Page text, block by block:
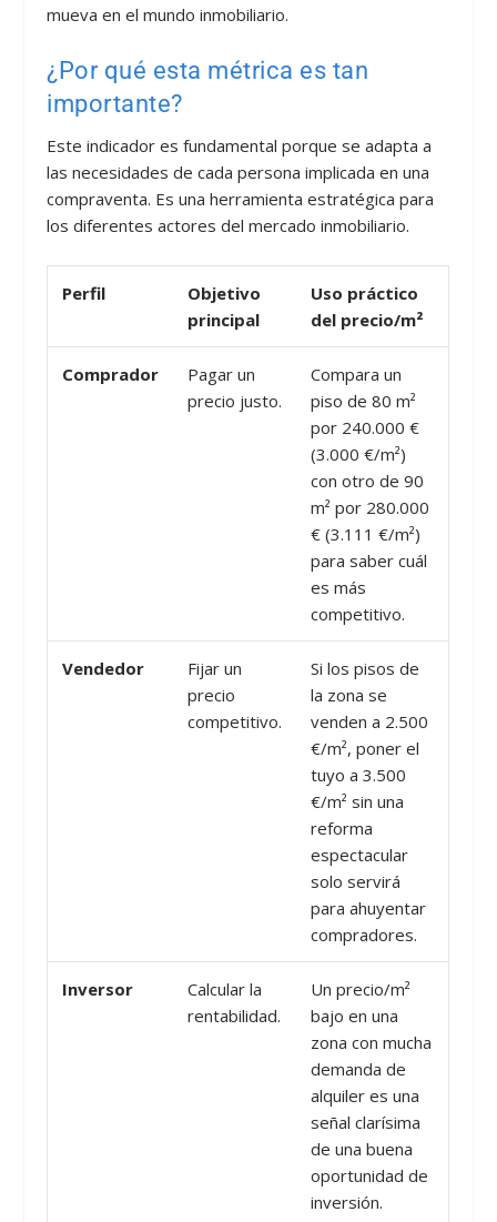
mueva en el mundo inmobiliario.
¿Por qué esta métrica es tan
importante?
Este indicador es fundamental porque se adapta a
las necesidades de cada persona implicada en una
compraventa. Es una herramienta estratégica para
los diferentes actores del mercado inmobiliario.
Perfil
Objetivo
principal
Uso práctico
del precio/m²
Comprador
Pagar un
precio justo.
Compara un
piso de 80 m²
por 240.000 €
(3.000 €/m²)
con otro de 90
m² por 280.000
€ (3.111 €/m²)
para saber cuál
es más
competitivo.
Vendedor
Fijar un
precio
competitivo.
Si los pisos de
la zona se
venden a 2.500
€/m², poner el
tuyo a 3.500
€/m² sin una
reforma
espectacular
solo servirá
para ahuyentar
compradores.
Inversor
Calcular la
rentabilidad.
Un precio/m²
bajo en una
zona con mucha
demanda de
alquiler es una
señal clarísima
de una buena
oportunidad de
inversión.